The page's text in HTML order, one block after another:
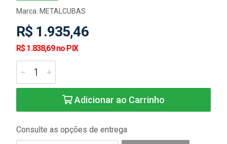
Marca: METALCUBAS
R$ 1.935,46
R$ 1.838,69 no PIX
Adicionar ao Carrinho
Consulte as opções de entrega